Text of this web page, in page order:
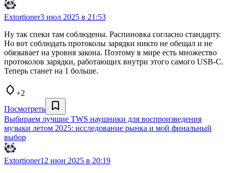
Extortioner3 июл 2025 в 21:53
Ну так спеки там соблюдены. Распиновка согласно стандарту.
Но вот соблюдать протоколы зарядки никто не обещал и не
обязывает на уровня закона. Поэтому в мире есть множество
протоколов зарядки, работающих внутри этого самого USB-C.
Теперь станет на 1 больше.
+2
Посмотреть
Выбираем лучшие TWS наушники для воспроизведения
музыки летом 2025: исследование рынка и мой финальный
выбор
Extortioner12 июн 2025 в 20:19